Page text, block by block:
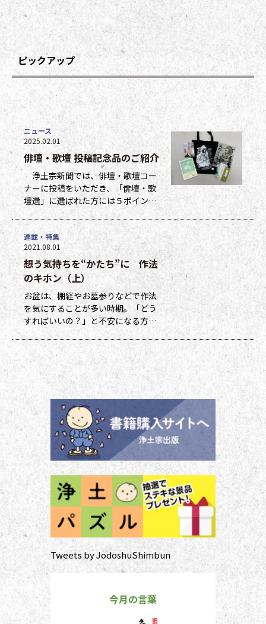
ピックアップ
俳壇・歌壇 投稿記念品のご紹介
浄土宗新聞では、俳壇・歌壇コー
ナーに投稿をいただき、「俳壇・歌
壇選」に選ばれた方には５ポイン
ト、他掲載になった方には１ポイン
トを贈呈しています。ポイントは貯
まった数に応じて、浄土宗新聞オリ
ジナルグッズなどの景品と交換でき
ます（交換・発送は下記一覧表通知
のタイミングになります）。 ポイ
ント保有者の方には、半年に一度、
ポイント数とともに記念品一覧表を
送付いたし
ニュース
2025.02.01
想う気持ちを“かたち”に 作法
のキホン（上）
お盆は、棚経やお墓参りなどで作法
を気にすることが多い時期。「どう
すればいいの？」と不安になる方も
多いのではないでしょうか。作法ば
かり気にしていては、ご先祖さまや
ご本尊さまとしっかりと向き合えま
せん。今号から２回にわたって紹介
する浄土宗の作法の基本をおさえ、
大切な方と向き合い、よりよい時間
を過ごしましょう。 袈裟のつけ方
お参りや法要の時に、ぜひ身に着け
ていた
連載・特集
2021.08.01
Tweets by JodoshuShimbun
今月の言葉